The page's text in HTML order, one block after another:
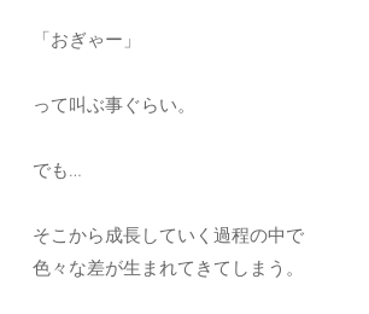
「おぎゃー」
って叫ぶ事ぐらい。
でも…
そこから成長していく過程の中で
色々な差が生まれてきてしまう。